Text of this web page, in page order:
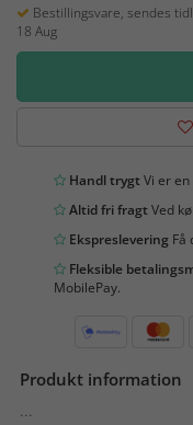
Bestillingsvare, sendes
18 Aug
Handl trygtVi er
Altid fri fragtVed
Ekspreslevering Få
Fleksible
MobilePay.
Produkt information
...